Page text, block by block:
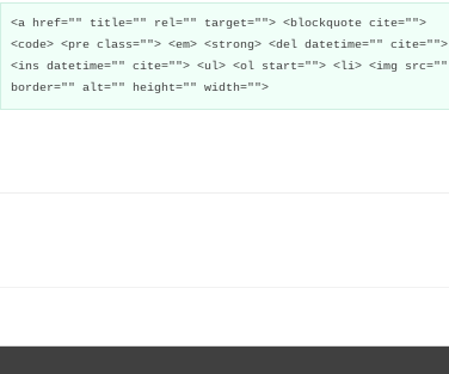
<a href="" title="" rel="" target=""> <blockquote cite="">
<code> <pre class=""> <em> <strong> <del datetime="" cite="">
<ins datetime="" cite=""> <ul> <ol start=""> <li> <img src=""
border="" alt="" height="" width="">